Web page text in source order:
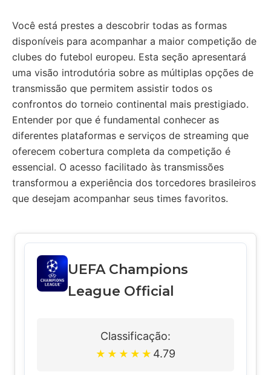
Você está prestes a descobrir todas as formas
disponíveis para acompanhar a maior competição de
clubes do futebol europeu. Esta seção apresentará
uma visão introdutória sobre as múltiplas opções de
transmissão que permitem assistir todos os
confrontos do torneio continental mais prestigiado.
Entender por que é fundamental conhecer as
diferentes plataformas e serviços de streaming que
oferecem cobertura completa da competição é
essencial. O acesso facilitado às transmissões
transformou a experiência dos torcedores brasileiros
que desejam acompanhar seus times favoritos.
UEFA Champions
League Official
Classificação:
★ ★ ★ ★ ★ 4.79